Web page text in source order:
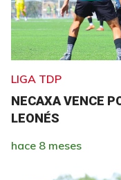
LIGA TDP
NECAXA VENCE
LEONÉS
hace 8 meses